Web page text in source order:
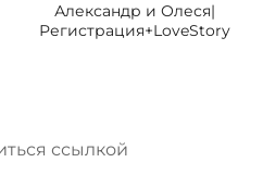
Александр и Олеся|
Регистрация+LoveStory
ссылкой